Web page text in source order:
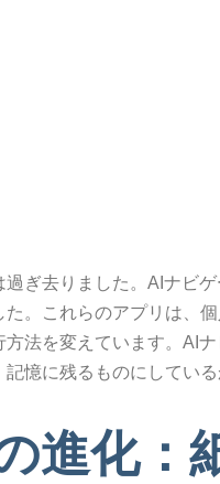
ぎ去りました。AIナビ
。これらのアプリは、
法を変えています。AI
憶に残るものにしている
進化：